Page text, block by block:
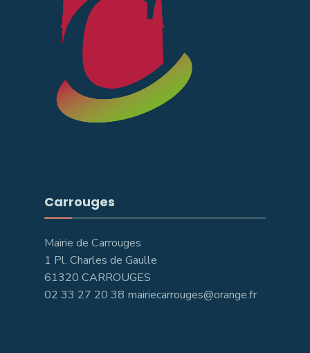
Carrouges
Mairie de Carrouges
1 Pl. Charles de Gaulle
61320 CARROUGES
02 33 27 20 38 mairiecarrouges@orange.fr